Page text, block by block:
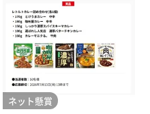
ネット懸賞